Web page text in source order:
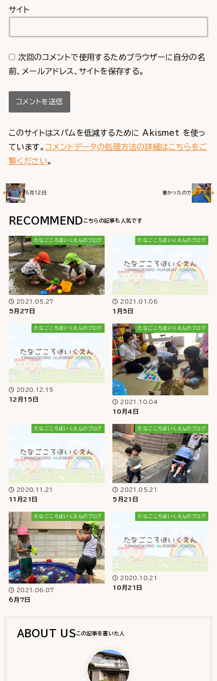
サイト
次回のコメントで使用するためブラウザーに自分の名
前、メールアドレス、サイトを保存する。
このサイトはスパムを低減するために Akismet を使っ
ています。 コメントデータの処理方法の詳細はこちらをご
覧ください。
５月１２日 暑かったので
RECOMMEND
たなごころほいくえんのブログ
2021.05.27
5月27日
たなごころほいくえんのブログ
2021.01.06
1月5日
たなごころほいくえんのブログ
2020.12.15
12月15日
たなごころほいくえんのブログ
2021.10.04
10月4日
たなごころほいくえんのブログ
2020.11.21
11月21日
たなごころほいくえんのブログ
2021.05.21
5月21日
たなごころほいくえんのブログ
2021.06.07
6月7日
たなごころほいくえんのブログ
2020.10.21
10月21日
ABOUT US